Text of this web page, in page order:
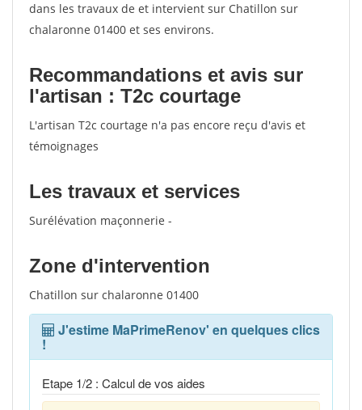
dans les travaux de et intervient sur Chatillon sur
chalaronne 01400 et ses environs.
Recommandations et avis sur
l'artisan : T2c courtage
L'artisan T2c courtage n'a pas encore reçu d'avis et
témoignages
Les travaux et services
Surélévation maçonnerie -
Zone d'intervention
Chatillon sur chalaronne 01400